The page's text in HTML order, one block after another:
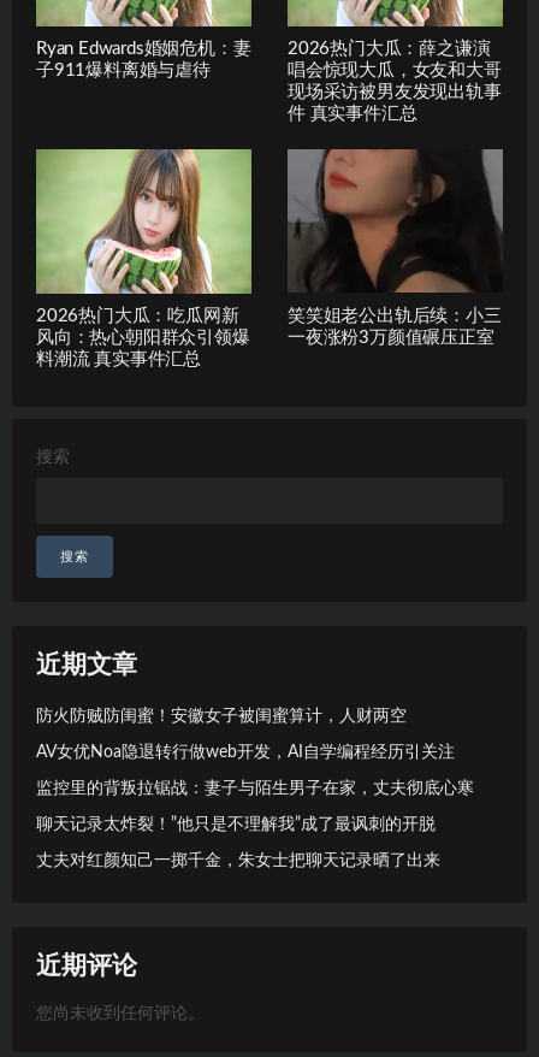
Ryan Edwards婚姻危机：妻
子911爆料离婚与虐待
2026热门大瓜：薛之谦演
唱会惊现大瓜，女友和大哥
现场采访被男友发现出轨事
件 真实事件汇总
2026热门大瓜：吃瓜网新
风向：热心朝阳群众引领爆
料潮流 真实事件汇总
笑笑姐老公出轨后续：小三
一夜涨粉3万颜值碾压正室
搜索
搜索
近期文章
防火防贼防闺蜜！安徽女子被闺蜜算计，人财两空
AV女优Noa隐退转行做web开发，AI自学编程经历引关注
监控里的背叛拉锯战：妻子与陌生男子在家，丈夫彻底心寒
聊天记录太炸裂！”他只是不理解我”成了最讽刺的开脱
丈夫对红颜知己一掷千金，朱女士把聊天记录晒了出来
近期评论
您尚未收到任何评论。